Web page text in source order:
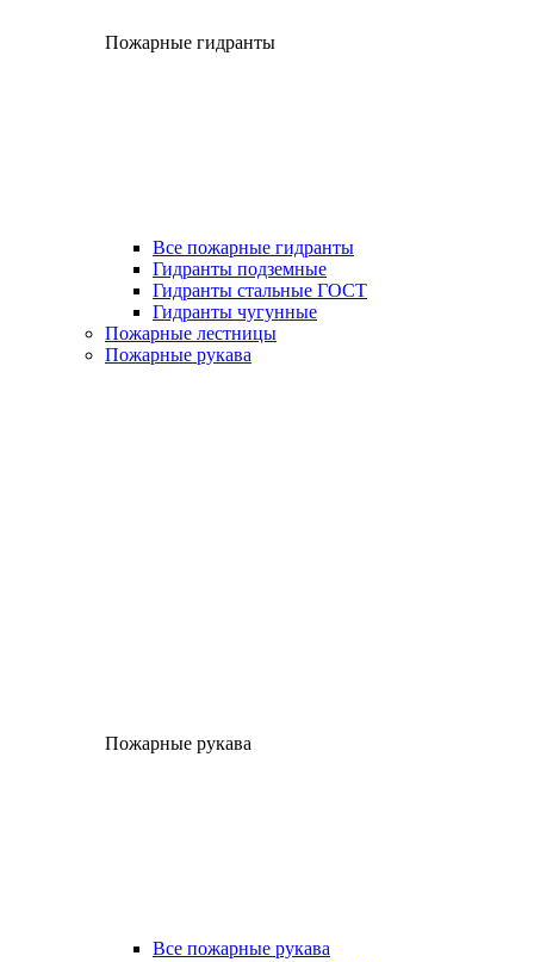
Пожарные гидранты
Все пожарные гидранты
Гидранты подземные
Гидранты стальные ГОСТ
Гидранты чугунные
Пожарные лестницы
Пожарные рукава
Пожарные рукава
Все пожарные рукава